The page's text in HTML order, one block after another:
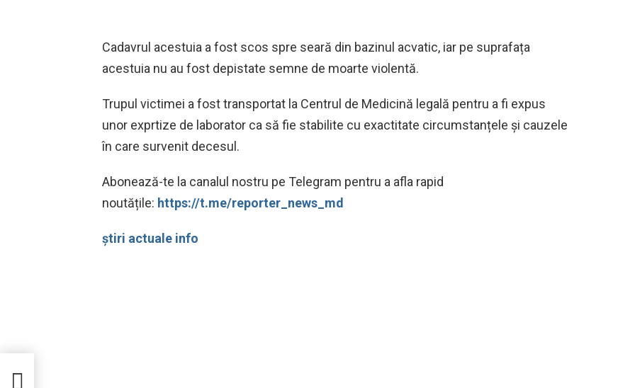
Cadavrul acestuia a fost scos spre seară din bazinul acvatic, iar pe suprafața
acestuia nu au fost depistate semne de moarte violentă.
Trupul victimei a fost transportat la Centrul de Medicină legală pentru a fi expus
unor exprtize de laborator ca să fie stabilite cu exactitate circumstanțele și cauzele
în care survenit decesul.
Abonează-te la canalul nostru pe Telegram pentru a afla rapid
noutățile: https://t.me/reporter_news_md
știri actuale info